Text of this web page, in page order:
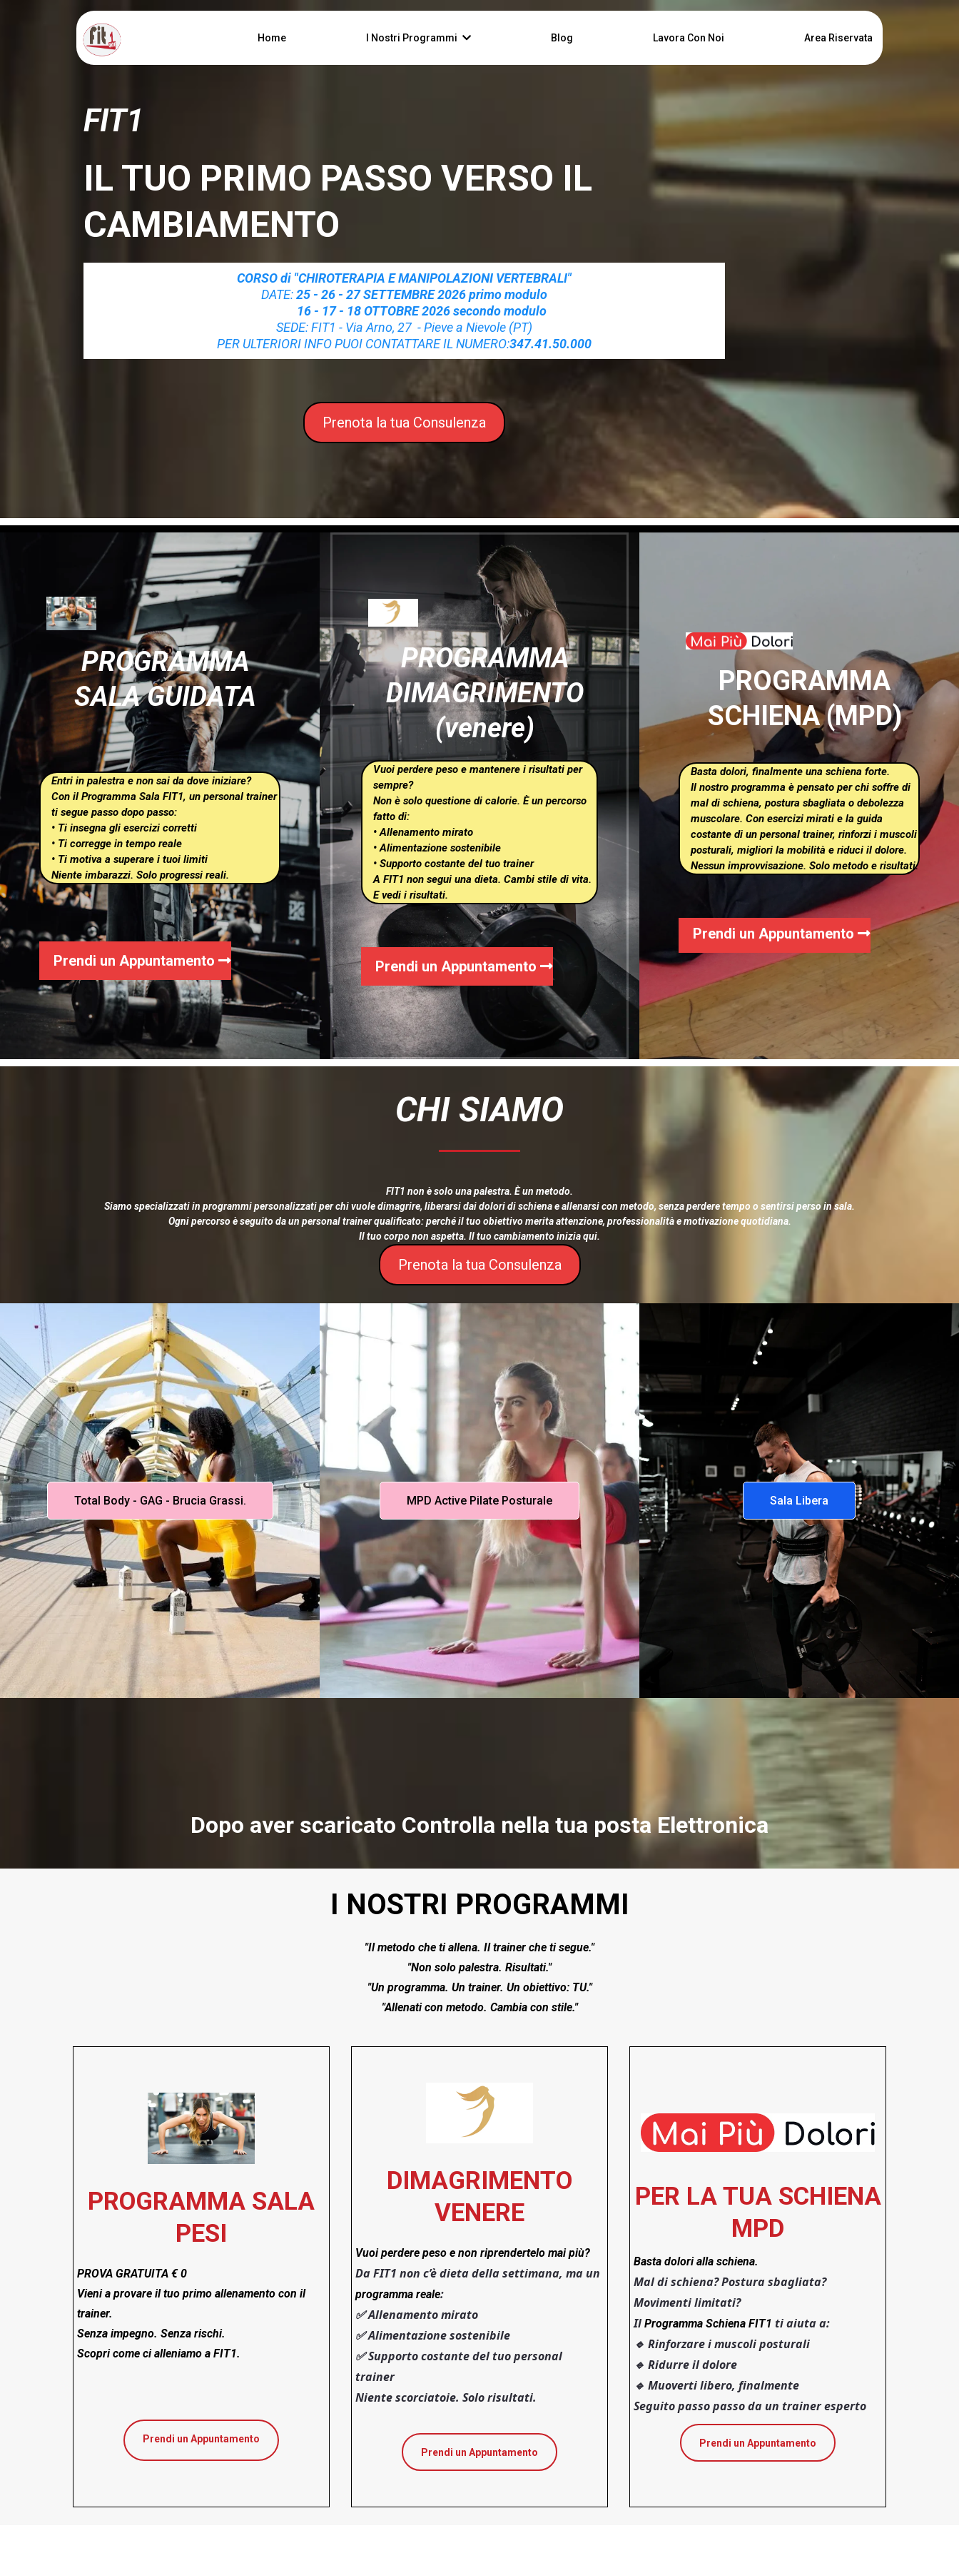
Home I Nostri Programmi Blog Lavora Con Noi Area Riservata
FIT1
IL TUO PRIMO PASSO VERSO IL
CAMBIAMENTO
CORSO di "CHIROTERAPIA E MANIPOLAZIONI VERTEBRALI"
DATE:25 - 26 - 27 SETTEMBRE 2026primo modulo
16 - 17 - 18 OTTOBRE 2026 secondo modulo
SEDE: FIT1 - Via Arno, 27 - Pieve a Nievole (PT)
PER ULTERIORI INFO PUOI CONTATTARE IL NUMERO:347.41.50.000
Prenota la tua Consulenza
PROGRAMMA
SALA GUIDATA
Entri in palestra e non sai da dove iniziare?
Con il Programma Sala FIT1, un personal trainer
ti segue passo dopo passo:
• Ti insegna gli esercizi corretti
• Ti corregge in tempo reale
• Ti motiva a superare i tuoi limiti
Niente imbarazzi. Solo progressi reali.
Prendi un Appuntamento
PROGRAMMA
DIMAGRIMENTO
(venere)
Vuoi perdere peso e mantenere i risultati per
sempre?
Non è solo questione di calorie. È un percorso
fatto di:
• Allenamento mirato
• Alimentazione sostenibile
• Supporto costante del tuo trainer
A FIT1 non segui una dieta. Cambi stile di vita.
E vedi i risultati.
Prendi un Appuntamento
PROGRAMMA
SCHIENA (MPD)
Basta dolori, finalmente una schiena forte.
Il nostro programma è pensato per chi soffre di
mal di schiena, postura sbagliata o debolezza
muscolare. Con esercizi mirati e la guida
costante di un personal trainer, rinforzi i muscoli
posturali, migliori la mobilità e riduci il dolore.
Nessun improvvisazione. Solo metodo e risultati.
Prendi un Appuntamento
CHI SIAMO
FIT1 non è solo una palestra. È un metodo.
Siamo specializzati in programmi personalizzati per chi vuole dimagrire, liberarsi dai dolori di schiena e allenarsi con metodo, senza perdere tempo o sentirsi perso in sala.
Ogni percorso è seguito da un personal trainer qualificato: perché il tuo obiettivo merita attenzione, professionalità e motivazione quotidiana.
Il tuo corpo non aspetta. Il tuo cambiamento inizia qui.
Prenota la tua Consulenza
Total Body - GAG - Brucia Grassi. MPD Active Pilate Posturale Sala Libera
Dopo aver scaricato Controlla nella tua posta Elettronica
I NOSTRI PROGRAMMI
"Il metodo che ti allena. Il trainer che ti segue."
"Non solo palestra. Risultati."
"Un programma. Un trainer. Un obiettivo: TU."
"Allenati con metodo. Cambia con stile."
PROGRAMMA SALA
PESI
PROVA GRATUITA € 0
Vieni a provare il tuo primo allenamento con il
trainer.
Senza impegno. Senza rischi.
Scopri come ci alleniamo a FIT1.
Prendi un Appuntamento
DIMAGRIMENTO
VENERE
Vuoi perdere peso e non riprendertelo mai più?
Da FIT1 non c’è dieta della settimana, ma un
programma reale:
✅ Allenamento mirato
✅ Alimentazione sostenibile
✅ Supporto costante del tuo personal
trainer
Niente scorciatoie. Solo risultati.
Prendi un Appuntamento
PER LA TUA SCHIENA
MPD
Basta dolori alla schiena.
Mal di schiena? Postura sbagliata?
Movimenti limitati?
Il Programma Schiena FIT1 ti aiuta a:
🔹 Rinforzare i muscoli posturali
🔹 Ridurre il dolore
🔹 Muoverti libero, finalmente
Seguito passo passo da un trainer esperto
Prendi un Appuntamento